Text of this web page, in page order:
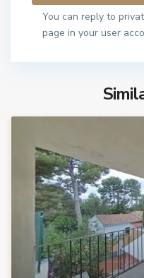
You can reply to
page in your user